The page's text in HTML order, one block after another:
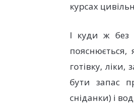
курсах
І куди ж без
пояснюється,
готівку, ліки,
бути запас
сніданки) і